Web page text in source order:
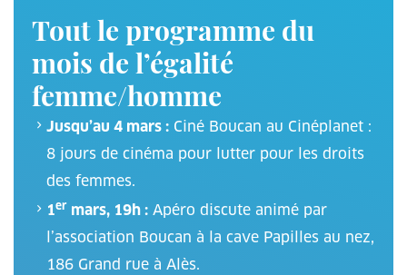
Tout le programme du
mois de l’égalité
femme/homme
Jusqu’au 4 mars : Ciné Boucan au Cinéplanet :
8 jours de cinéma pour lutter pour les droits
des femmes.
1er mars, 19h : Apéro discute animé par
l’association Boucan à la cave Papilles au nez,
186 Grand rue à Alès.